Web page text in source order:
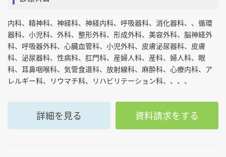
内科、精神科、神経科、神経内科、呼吸器科、消化器科、、循環
器科、小児科、外科、整形外科、形成外科、美容外科、脳神経外
科、呼吸器外科、心臓血管科、小児外科、皮膚泌尿器科、皮膚
科、泌尿器科、性病科、肛門科、産婦人科、産科、婦人科、眼
科、耳鼻咽喉科、気管食道科、放射線科、麻酔科、心療内科、ア
レルギー科、リウマチ科、リハビリテーション科、、、、
詳細を見る 資料請求をする